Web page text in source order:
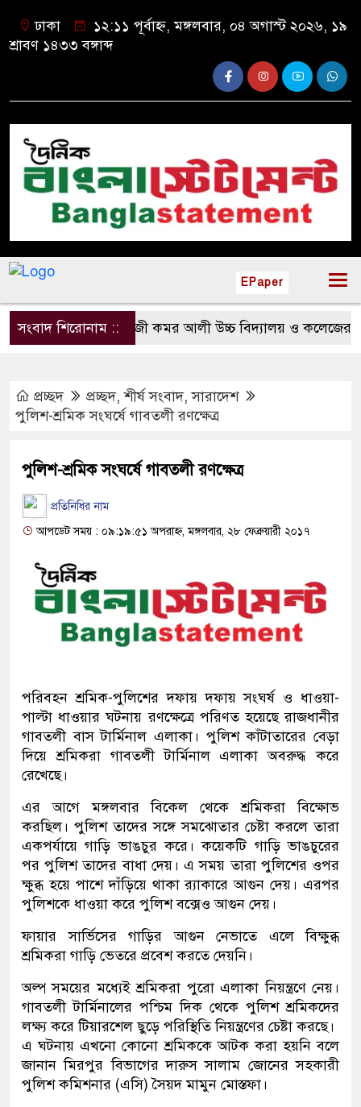
ঢাকা
১২:১১ পূর্বাহ্ন, মঙ্গলবার, ০৪ অগাস্ট ২০২৬, ১৯
শ্রাবণ ১৪৩৩ বঙ্গাব্দ
EPaper
সংবাদ শিরোনাম ::হাজী কমর আলী উচ্চ বিদ্যালয় ও কলেজের
প্রচ্ছদ প্রচ্ছদ,শীর্ষ সংবাদ,সারাদেশ
পুলিশ-শ্রমিক সংঘর্ষে গাবতলী রণক্ষেত্র
পুলিশ-শ্রমিক সংঘর্ষে গাবতলী রণক্ষেত্র
প্রতিনিধির নাম
আপডেট সময় : ০৯:১৯:৫১ অপরাহ্ন, মঙ্গলবার, ২৮ ফেব্রুয়ারী ২০১৭
পরিবহন শ্রমিক-পুলিশের দফায় দফায় সংঘর্ষ ও ধাওয়া-
পাল্টা ধাওয়ার ঘটনায় রণক্ষেত্রে পরিণত হয়েছে রাজধানীর
গাবতলী বাস টার্মিনাল এলাকা। পুলিশ কাঁটাতারের বেড়া
দিয়ে শ্রমিকরা গাবতলী টার্মিনাল এলাকা অবরুদ্ধ করে
রেখেছে।
এর আগে মঙ্গলবার বিকেল থেকে শ্রমিকরা বিক্ষোভ
করছিল। পুলিশ তাদের সঙ্গে সমঝোতার চেষ্টা করলে তারা
একপর্যায়ে গাড়ি ভাঙচুর করে। কয়েকটি গাড়ি ভাঙচুরের
পর পুলিশ তাদের বাধা দেয়। এ সময় তারা পুলিশের ওপর
ক্ষুব্ধ হয়ে পাশে দাঁড়িয়ে থাকা র‌্যাকারে আগুন দেয়। এরপর
পুলিশকে ধাওয়া করে পুলিশ বক্সেও আগুন দেয়।
ফায়ার সার্ভিসের গাড়ির আগুন নেভাতে এলে বিক্ষুব্ধ
শ্রমিকরা গাড়ি ভেতরে প্রবেশ করতে দেয়নি।
অল্প সময়ের মধ্যেই শ্রমিকরা পুরো এলাকা নিয়ন্ত্রণে নেয়।
গাবতলী টার্মিনালের পশ্চিম দিক থেকে পুলিশ শ্রমিকদের
লক্ষ্য করে টিয়ারশেল ছুড়ে পরিস্থিতি নিয়ন্ত্রণের চেষ্টা করছে।
এ ঘটনায় এখনো কোনো শ্রমিককে আটক করা হয়নি বলে
জানান মিরপুর বিভাগের দারুস সালাম জোনের সহকারী
পুলিশ কমিশনার (এসি) সৈয়দ মামুন মোস্তফা।